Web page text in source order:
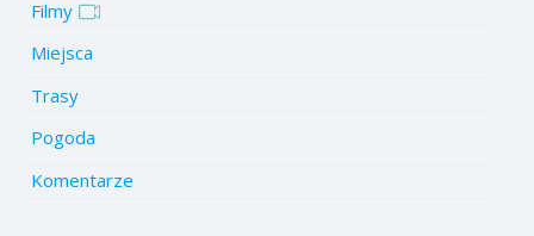
Filmy
Miejsca
Trasy
Pogoda
Komentarze